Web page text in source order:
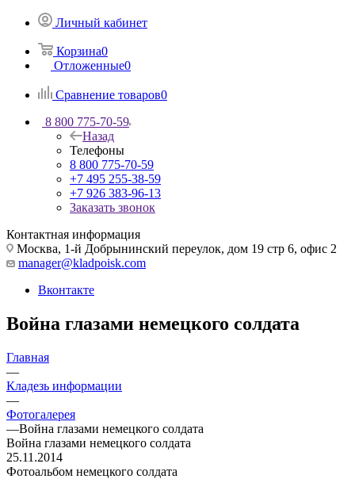
Личный кабинет
Корзина0
Отложенные0
Сравнение товаров0
8 800 775-70-59
Назад
Телефоны
8 800 775-70-59
+7 495 255-38-59
+7 926 383-96-13
Заказать звонок
Контактная информация
Москва, 1-й Добрынинский переулок, дом 19 стр 6, офис 2
manager@kladpoisk.com
Вконтакте
Война глазами немецкого солдата
Главная
—
Кладезь информации
—
Фотогалерея
—Война глазами немецкого солдата
Война глазами немецкого солдата
25.11.2014
Фотоальбом немецкого солдата